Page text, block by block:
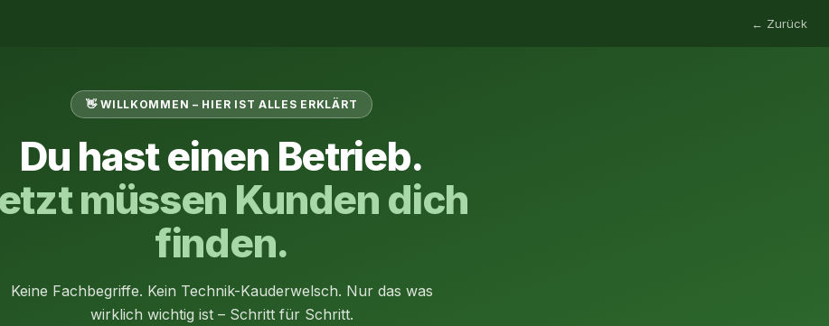
← Zurück
👋 WILLKOMMEN – HIER IST ALLES ERKLÄRT
Du hast einen Betrieb.
müssen Kunden dich
finden.
Keine Fachbegriffe. Kein Technik-Kauderwelsch. Nur das was
wirklich wichtig ist – Schritt für Schritt.